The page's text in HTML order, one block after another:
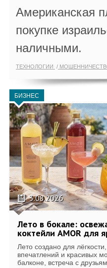
Американская
покупке
наличными.
ТЕХНОЛОГИИ
БИЗНЕС
3.08.2026
Лето в бокале:
коктейли AMOR для
Лето создано для
впечатлений и красивых
балконе, встреча с